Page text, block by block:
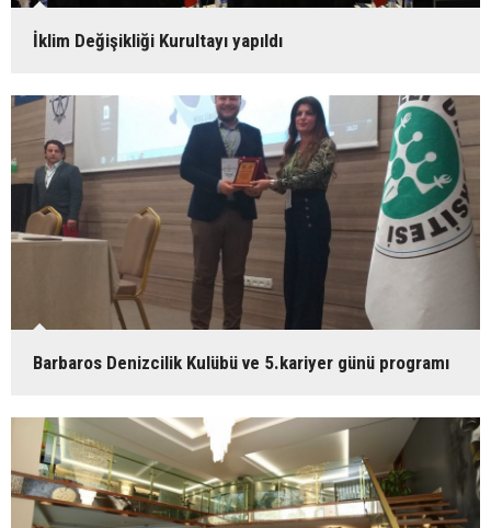
İklim Değişikliği Kurultayı yapıldı
Barbaros Denizcilik Kulübü ve 5.kariyer günü programı